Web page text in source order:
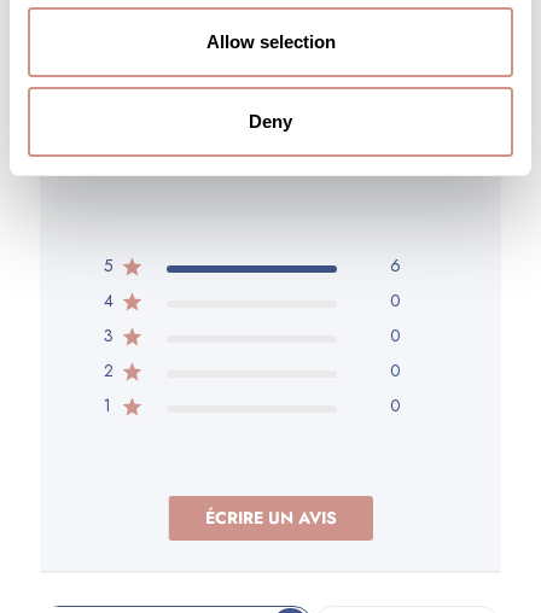
Allow selection
Deny
5 6 avis
5
6
4
0
3
0
2
0
1
0
ÉCRIRE UN AVIS